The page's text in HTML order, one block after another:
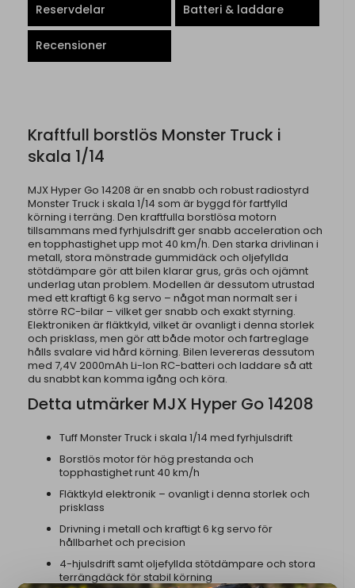
Kraftfull borstlös Monster Truck i
skala 1/14
MJX Hyper Go 14208 är en snabb och robust radiostyrd
Monster Truck i skala 1/14 som är byggd för fartfylld
körning i terräng. Den kraftfulla borstlösa motorn
tillsammans med fyrhjulsdrift ger snabb acceleration och
en topphastighet upp mot 40 km/h. Den starka drivlinan i
metall, stora mönstrade gummidäck och oljefyllda
stötdämpare gör att bilen klarar grus, gräs och ojämnt
underlag utan problem. Modellen är dessutom utrustad
med ett kraftigt 6 kg servo – något man normalt ser i
större RC-bilar – vilket ger snabb och exakt styrning.
Elektroniken är fläktkyld, vilket är ovanligt i denna storlek
och prisklass, men gör att både motor och fartreglage
hålls svalare vid hård körning. Bilen levereras dessutom
med 7,4V 2000mAh Li-Ion RC-batteri och laddare så att
du snabbt kan komma igång och köra.
Detta utmärker MJX Hyper Go 14208
Tuff Monster Truck i skala 1/14 med fyrhjulsdrift
Borstlös motor för hög prestanda och
topphastighet runt 40 km/h
Fläktkyld elektronik – ovanligt i denna storlek och
prisklass
Drivning i metall och kraftigt 6 kg servo för
hållbarhet och precision
4-hjulsdrift samt oljefyllda stötdämpare och stora
terrängdäck för stabil körning
Reservdelar Batteri & laddare
Recensioner